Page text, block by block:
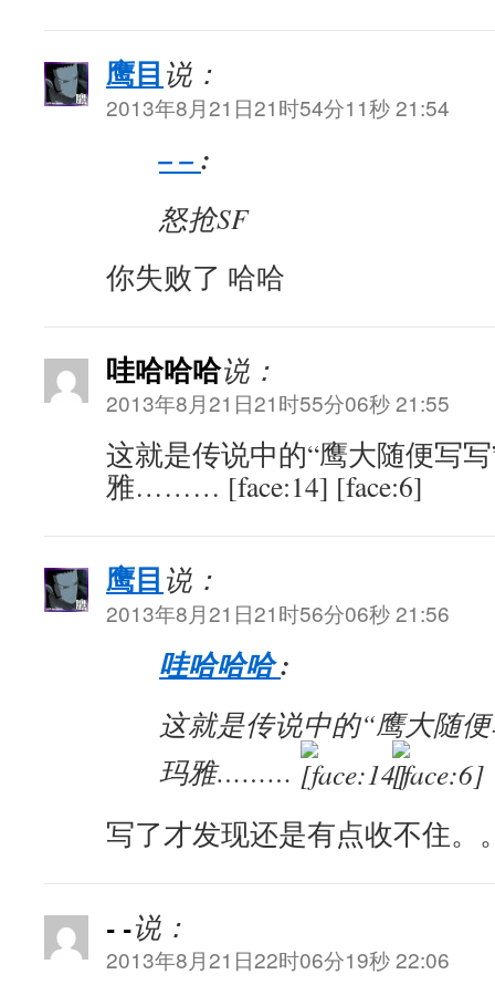
鹰目 说：
2013年8月21日21时54分11秒 21:54
– –:
怒抢SF
你失败了 哈哈
哇哈哈哈说：
2013年8月21日21时55分06秒 21:55
这就是传说中的“鹰大随便
雅……… [face:14] [face:6]
鹰目 说：
2013年8月21日21时56分06秒 21:56
哇哈哈哈:
这就是传说中的“鹰大随
玛雅………
写了才发现还是有点收不住。
- -说：
2013年8月21日22时06分19秒 22:06